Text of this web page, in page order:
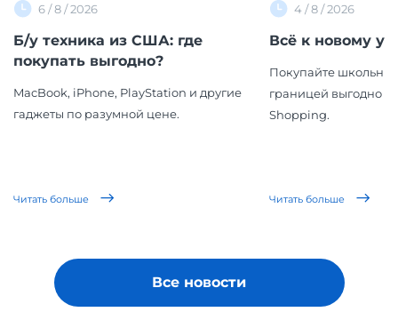
6 / 8 / 2026
Б/у техника из США: где
покупать выгодно?
MacBook, iPhone, PlayStation и другие
гаджеты по разумной цене.
Читать больше
4 / 8 / 2026
Всё к новому
Покупайте
границей выгодно
Shopping.
Читать больше
Все новости